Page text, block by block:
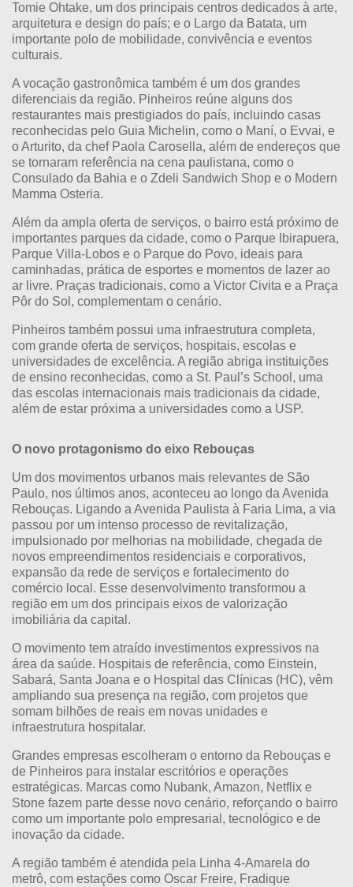
Tomie Ohtake, um dos principais centros dedicados à arte,
arquitetura e design do país; e o Largo da Batata, um
importante polo de mobilidade, convivência e eventos
culturais.
A vocação gastronômica também é um dos grandes
diferenciais da região. Pinheiros reúne alguns dos
restaurantes mais prestigiados do país, incluindo casas
reconhecidas pelo Guia Michelin, como o Maní, o Evvai, e
oArturito, da chef Paola Carosella, além de endereços que
se tornaram referência na cena paulistana, como o
Consulado da Bahia e o Zdeli Sandwich Shop e o Modern
Mamma Osteria.
Além da ampla oferta de serviços, o bairro está próximo de
importantes parques da cidade, como o Parque Ibirapuera,
Parque Villa-Lobos e o Parque do Povo, ideais para
caminhadas, prática de esportes e momentos de lazer ao
ar livre. Praças tradicionais, como a Victor Civita e a Praça
Pôr do Sol , complementam o cenário.
Pinheiros também possui uma infraestrutura completa,
com grande oferta de serviços, hospitais, escolas e
universidades de excelência. A região abriga instituições
de ensino reconhecidas, como a St. Paul’s School , uma
das escolas internacionais mais tradicionais da cidade,
além de estar próxima a universidades como a USP.
O novo protagonismo do eixo Rebouças
Um dos movimentos urbanos mais relevantes de São
Paulo, nos últimos anos, aconteceu ao longo da Avenida
Rebouças. Ligando a Avenida Paulista à Faria Lima, a via
passou por um intenso processo de revitalização,
impulsionado por melhorias na mobilidade, chegada de
novos empreendimentos residenciais e corporativos,
expansão da rede de serviços e fortalecimento do
comércio local. Esse desenvolvimento transformou a
região em um dos principais eixos de valorização
imobiliária da capital.
O movimento tem atraído investimentos expressivos na
área da saúde. Hospitais de referência, como Einstein,
Sabará, Santa Joana e o Hospital das Clínicas (HC), vêm
ampliando sua presença na região, com projetos que
somam bilhões de reais em novas unidades e
infraestrutura hospitalar.
Grandes empresas escolheram o entorno da Rebouças e
de Pinheiros para instalar escritórios e operações
estratégicas. Marcas como Nubank, Amazon, Netflix e
Stone fazem parte desse novo cenário, reforçando o bairro
como um importante polo empresarial, tecnológico e de
inovação da cidade.
A região também é atendida pela Linha 4-Amarela do
metrô, com estações como Oscar Freire, Fradique